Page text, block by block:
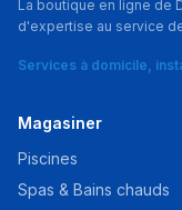
La boutique en ligne de
d'expertise au service
Services à domicile,
Magasiner
Piscines
Spas & Bains chauds